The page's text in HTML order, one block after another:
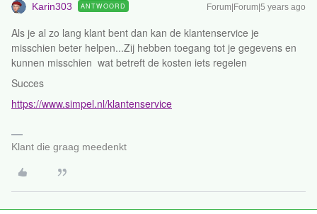
Karin303 ANTWOORD Forum|Forum|5 years ago
Als je al zo lang klant bent dan kan de klantenservice je
misschien beter helpen...Zij hebben toegang tot je gegevens en
kunnen misschien wat betreft de kosten iets regelen
Succes
https://www.simpel.nl/klantenservice
Klant die graag meedenkt